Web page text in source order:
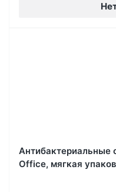
Антибактериальные
Office, мягкая